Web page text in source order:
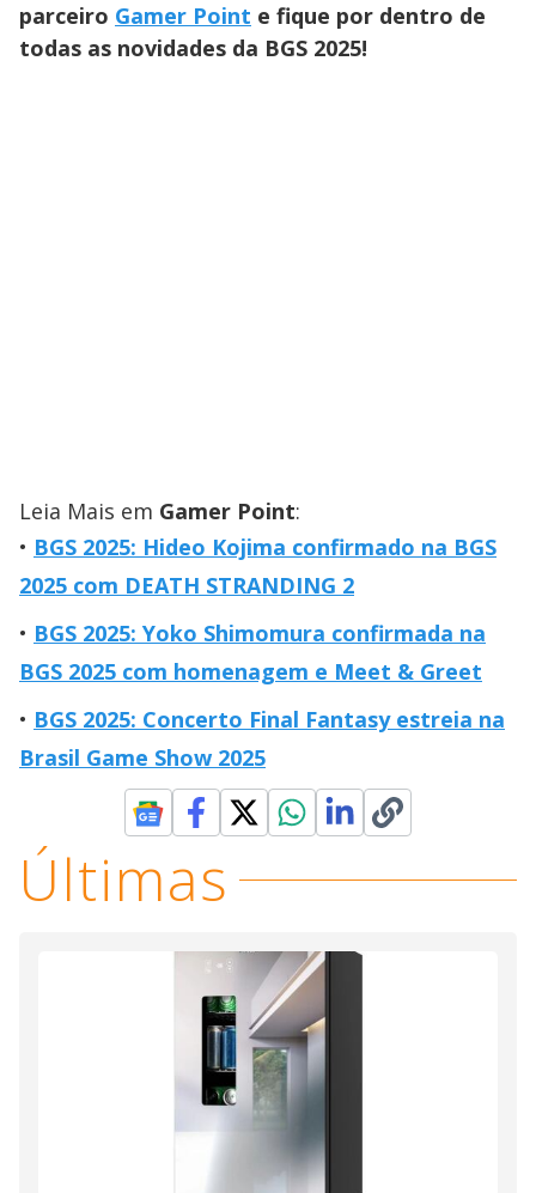
parceiro Gamer Point e fique por dentro de
todas as novidades da BGS 2025!
Leia Mais em Gamer Point:
BGS 2025: Hideo Kojima confirmado na BGS
2025 com DEATH STRANDING 2
BGS 2025: Yoko Shimomura confirmada na
BGS 2025 com homenagem e Meet & Greet
BGS 2025: Concerto Final Fantasy estreia na
Brasil Game Show 2025
Últimas